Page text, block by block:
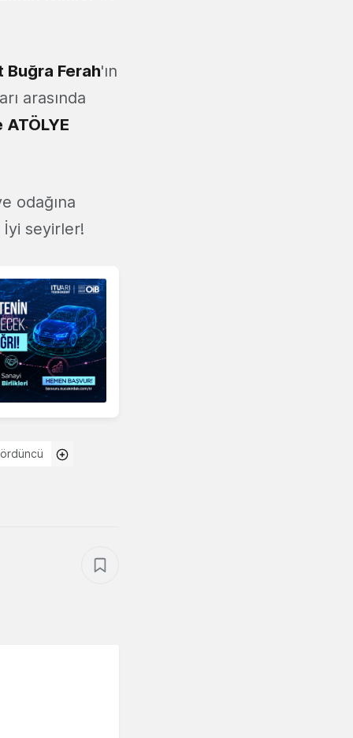
Buğra Ferah'ın
arasında
odağına
İyi seyirler!